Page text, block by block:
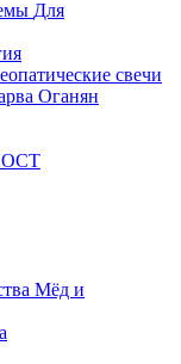
Для
свечи
Оганян
Мёд и